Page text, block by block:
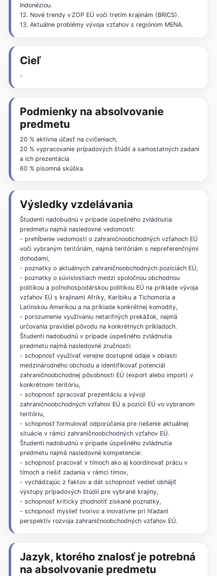
Indonéziou.
12. Nové trendy v ZOP EÚ voči tretím krajinám (BRICS).
13. Aktuálne problémy vývoja vzťahov s regiónom MENA.
Cieľ
-
Podmienky na absolvovanie
predmetu
20 % aktívna účasť na cvičeniach,
20 % vypracovanie prípadových štúdií a samostatných zadaní
a ich prezentácia
60 % písomná skúška.
Výsledky vzdelávania
Študenti nadobudnú v prípade úspešného zvládnutia
predmetu najmä nasledovné vedomosti:
- prehĺbenie vedomostí o zahraničnoobchodných vzťahoch EÚ
voči vybraným teritóriám, najmä teritóriám s nepreferenčnými
dohodami,
- poznatky o aktuálnych zahraničnoobchodných pozíciách EÚ,
- poznatky o súvislostiach medzi spoločnou obchodnou
politikou a poľnohospodárskou politikou EÚ na príklade vývoja
vzťahov EÚ s krajinami Afriky, Karibiku a Tichomoria a
Latinskou Amerikou a na príklade konkrétnej komodity,
- porozumenie využívaniu netarifných prekážok, najmä
určovania pravidiel pôvodu na konkrétnych príkladoch.
Študenti nadobudnú v prípade úspešného zvládnutia
predmetu najmä nasledovné zručnosti:
- schopnosť využívať verejne dostupné údaje v oblasti
medzinárodného obchodu a identifikovať potenciál
zahraničnoobchodnej pôsobnosti EÚ (export alebo import) v
konkrétnom teritóriu,
- schopnosť spracovať prezentáciu a vývoji
zahraničnoobchodných vzťahov EÚ a pozícii EÚ vo vybranom
teritóriu,
- schopnosť formulovať odporúčania pre riešenie aktuálnej
situácie v rámci zahraničnoobchodných vzťahov EÚ.
Študenti nadobudnú v prípade úspešného zvládnutia
predmetu najmä nasledovné kompetencie:
- schopnosť pracovať v tímoch ako aj koordinovať prácu v
tímoch a riešiť zadania v rámci tímov,
- vychádzajúc z faktov a dát schopnosť vedieť obhájiť
výstupy prípadových štúdií pre vybrané krajiny,
- schopnosť kriticky zhodnotiť získané poznatky,
- schopnosť myslieť tvorivo a inovatívne pri hľadaní
perspektív rozvoja zahraničnoobchodných vzťahov EÚ.
Jazyk, ktorého znalosť je potrebná
na absolvovanie predmetu